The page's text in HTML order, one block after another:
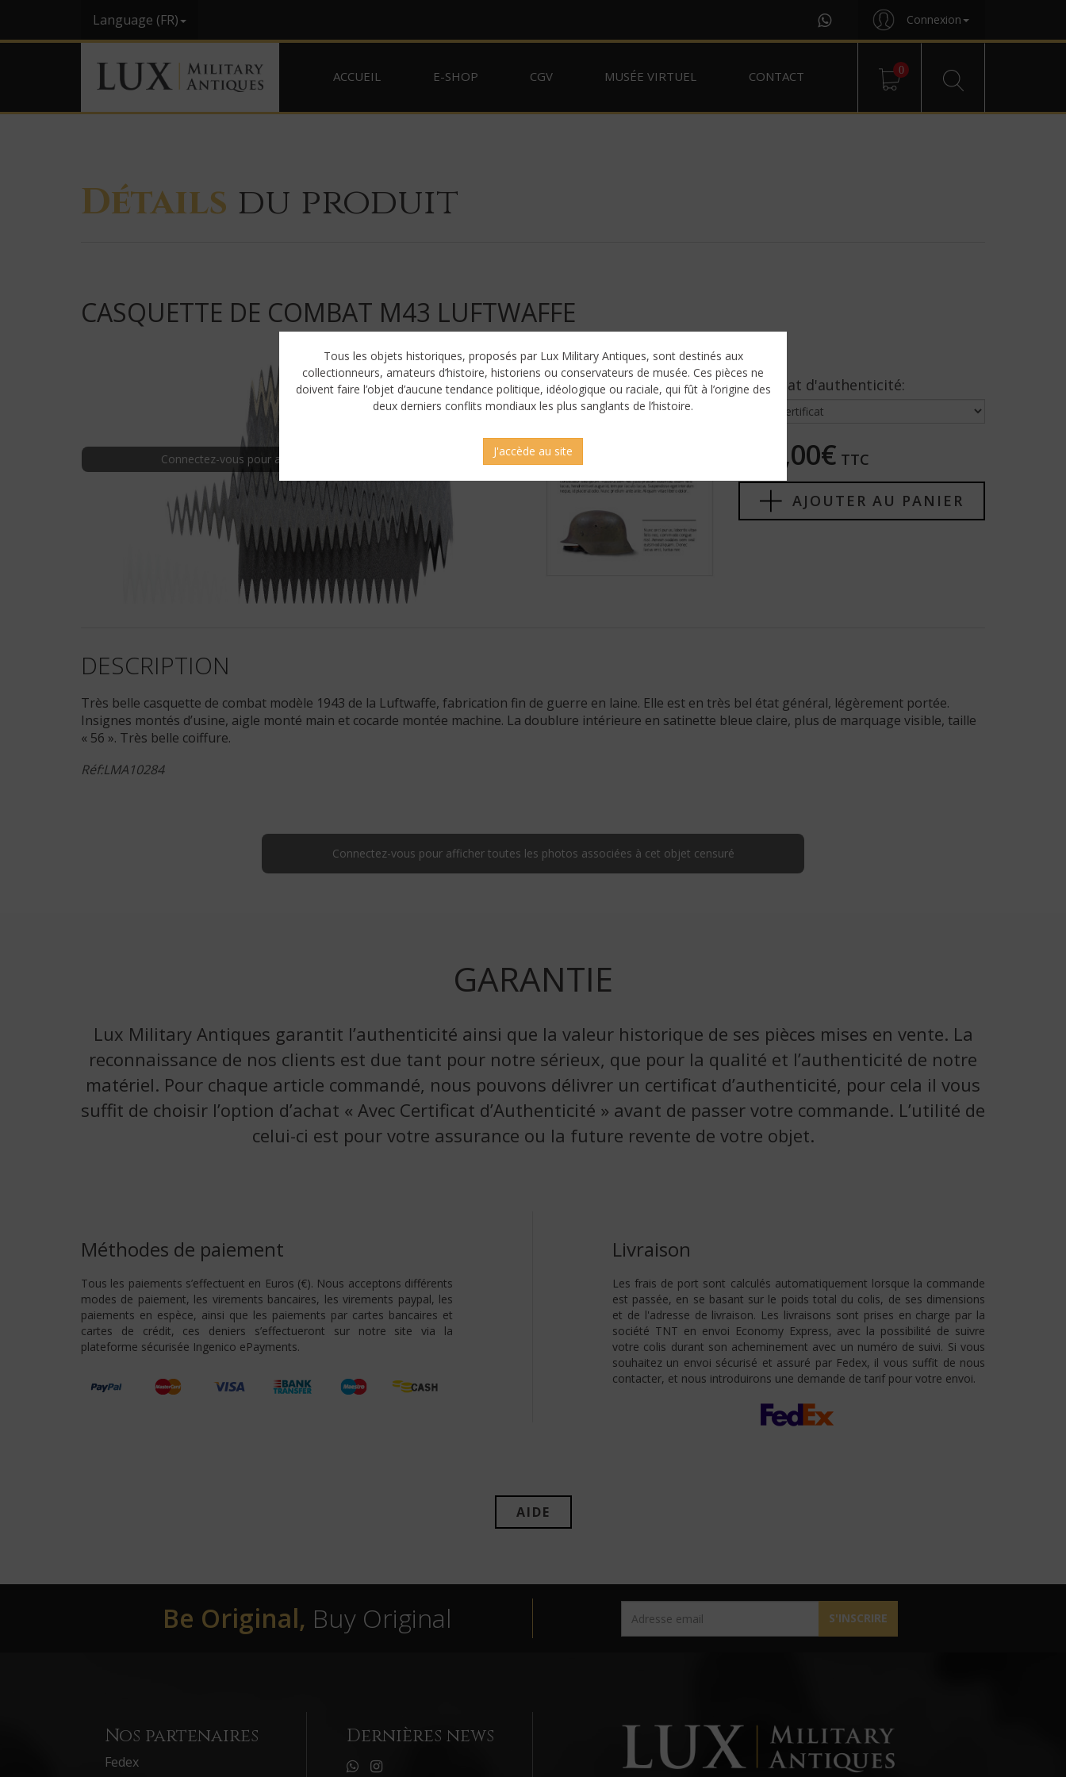
Language (FR) Connexion
ACCUEIL E-SHOP CGV MUSÉE VIRTUEL CONTACT 0
Détails du produit
CASQUETTE DE COMBAT M43 LUFTWAFFE
Connectez-vous pour afficher une image sans censure
Certificat d'authenticité:
785,00€ TTC
AJOUTER AU PANIER
DESCRIPTION
Très belle casquette de combat modèle 1943 de la Luftwaffe, fabrication fin de guerre en laine. Elle est en très bel état général, légèrement portée.
Insignes montés d’usine, aigle monté main et cocarde montée machine. La doublure intérieure en satinette bleue claire, plus de marquage visible, taille
« 56 ». Très belle coiffure.
Réf:LMA10284
Connectez-vous pour afficher toutes les photos associées à cet objet censuré
GARANTIE
Lux Military Antiques garantit l’authenticité ainsi que la valeur historique de ses pièces mises en vente. La
reconnaissance de nos clients est due tant pour notre sérieux, que pour la qualité et l’authenticité de notre
matériel. Pour chaque article commandé, nous pouvons délivrer un certificat d’authenticité, pour cela il vous
suffit de choisir l’option d’achat « Avec Certificat d’Authenticité » avant de passer votre commande. L’utilité de
celui-ci est pour votre assurance ou la future revente de votre objet.
Méthodes de paiement
Tous les paiements s’effectuent en Euros (€). Nous acceptons différents
modes de paiement, les virements bancaires, les virements paypal, les
paiements en espèce, ainsi que les paiements par cartes bancaires et
cartes de crédit, ces deniers s’effectueront sur notre site via la
plateforme sécurisée Ingenico ePayments.
Livraison
Les frais de port sont calculés automatiquement lorsque la commande
est passée, en se basant sur le poids total du colis, de ses dimensions
et de l'adresse de livraison. Les livraisons sont prises en charge par la
société TNT en envoi Economy Express, avec la possibilité de suivre
votre colis durant son acheminement avec un numéro de suivi. Si vous
souhaitez un envoi sécurisé et assuré par Fedex, il vous suffit de nous
contacter, et nous introduirons une demande de tarif pour votre envoi.
AIDE
Be Original, Buy Original S'INSCRIRE
Nos partenaires
Fedex
Dernières news
Tous les objets historiques, proposés par Lux Military Antiques, sont destinés aux
collectionneurs, amateurs d’histoire, historiens ou conservateurs de musée. Ces pièces ne
doivent faire l’objet d’aucune tendance politique, idéologique ou raciale, qui fût à l’origine des
deux derniers conflits mondiaux les plus sanglants de l’histoire.
J'accède au site